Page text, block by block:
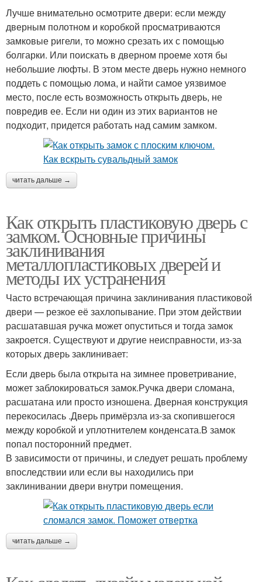
Лучше внимательно осмотрите двери: если между
дверным полотном и коробкой просматриваются
замковые ригели, то можно срезать их с помощью
болгарки. Или поискать в дверном проеме хотя бы
небольшие люфты. В этом месте дверь нужно немного
поддеть с помощью лома, и найти самое уязвимое
место, после есть возможность открыть дверь, не
повредив ее. Если ни один из этих вариантов не
подходит, придется работать над самим замком.
читать дальше →
Как открыть пластиковую дверь с
замком. Основные причины
заклинивания
металлопластиковых дверей и
методы их устранения
Часто встречающая причина заклинивания пластиковой
двери — резкое её захлопывание. При этом действии
расшатавшая ручка может опуститься и тогда замок
закроется. Существуют и другие неисправности, из-за
которых дверь заклинивает:
Если дверь была открыта на зимнее проветривание,
может заблокироваться замок.Ручка двери сломана,
расшатана или просто изношена. Дверная конструкция
перекосилась .Дверь примёрзла из-за скопившегося
между коробкой и уплотнителем конденсата.В замок
попал посторонний предмет.
В зависимости от причины, и следует решать проблему
впоследствии или если вы находились при
заклинивании двери внутри помещения.
читать дальше →